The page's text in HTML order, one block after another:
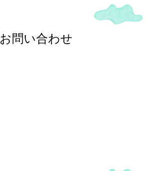
お問い合わせ